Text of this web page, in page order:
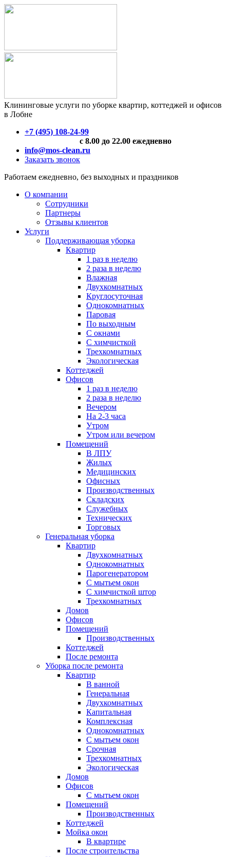
Клининговые услуги по уборке квартир, коттеджей и офисов
в Лобне
+7 (495) 108-24-99
с 8.00 до 22.00 ежедневно
info@mos-clean.ru
Заказать звонок
Работаем ежедневно, без выходных и праздников
О компании
Сотрудники
Партнеры
Отзывы клиентов
Услуги
Поддерживающая уборка
Квартир
1 раз в неделю
2 раза в неделю
Влажная
Двухкомнатных
Круглосуточная
Однокомнатных
Паровая
По выходным
С окнами
С химчисткой
Трехкомнатных
Экологическая
Коттеджей
Офисов
1 раз в неделю
2 раза в неделю
Вечером
На 2-3 часа
Утром
Утром или вечером
Помещений
В ЛПУ
Жилых
Медицинских
Офисных
Производственных
Складских
Служебных
Технических
Торговых
Генеральная уборка
Квартир
Двухкомнатных
Однокомнатных
Парогенератором
С мытьем окон
С химчисткой штор
Трехкомнатных
Домов
Офисов
Помещений
Производственных
Коттеджей
После ремонта
Уборка после ремонта
Квартир
В ванной
Генеральная
Двухкомнатных
Капитальная
Комплексная
Однокомнатных
С мытьем окон
Срочная
Трехкомнатных
Экологическая
Домов
Офисов
С мытьем окон
Помещений
Производственных
Коттеджей
Мойка окон
В квартире
После строительства